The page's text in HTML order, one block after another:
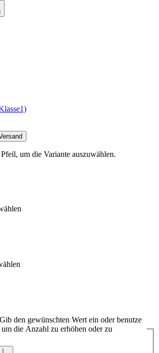
um die Variante auszuwählen.
den gewünschten Wert ein oder benutze
die Anzahl zu erhöhen oder zu